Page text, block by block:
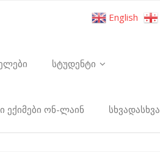
სტუდენტი
ექიმები ონ-ლაინ სხვადასხვა
English